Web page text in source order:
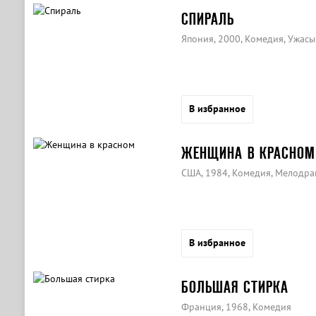
СПИРАЛЬ
Япония, 2000, Комедия, Ужасы
В избранное
ЖЕНЩИНА В КРАСНОМ
США, 1984, Комедия,
В избранное
БОЛЬШАЯ СТИРКА
Франция, 1968, Комедия